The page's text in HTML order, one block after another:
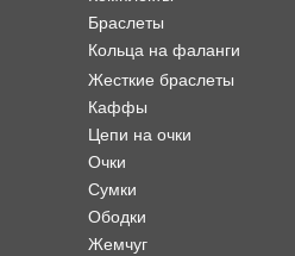
Браслеты
Кольца на фаланги
Жесткие браслеты
Каффы
Цепи на очки
Очки
Сумки
Ободки
Жемчуг